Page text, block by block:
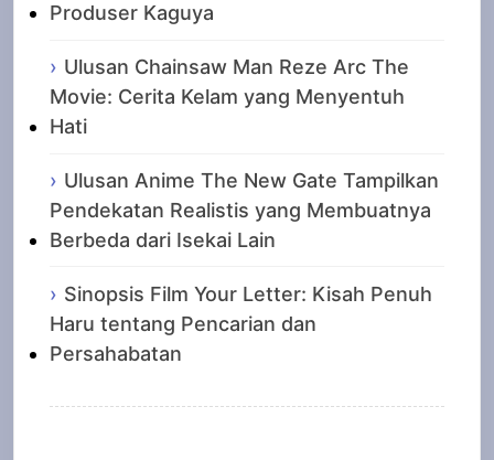
Produser Kaguya
Ulusan Chainsaw Man Reze Arc The
Movie: Cerita Kelam yang Menyentuh
Hati
Ulusan Anime The New Gate Tampilkan
Pendekatan Realistis yang Membuatnya
Berbeda dari Isekai Lain
Sinopsis Film Your Letter: Kisah Penuh
Haru tentang Pencarian dan
Persahabatan